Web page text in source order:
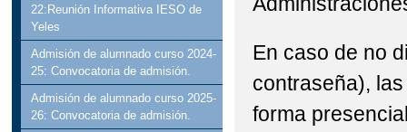
22:Reunión Informativa IESO de
Yeles
Admisión de alumnado curso 2024-
25: Convocatoria de admisión.
Admisión de alumnado curso 2025-
26: Convocatoria de admisión.
En caso de no
contraseña),
forma